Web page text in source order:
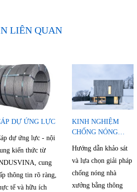
LIÊN QUAN
DỰ ỨNG LỰC
dự ứng lực - nội
kiến thức từ
cung
thông tin rõ ràng,
tế và hữu ích
KINH NGHIỆM
CHỐNG NÓNG
Hướng dẫn khảo sát
và lựa chọn giải pháp
chống nóng nhà
xưởng bằng thông